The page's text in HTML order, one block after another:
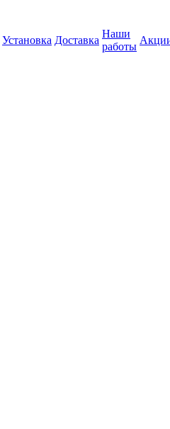
Установка Доставка
Наши
работы